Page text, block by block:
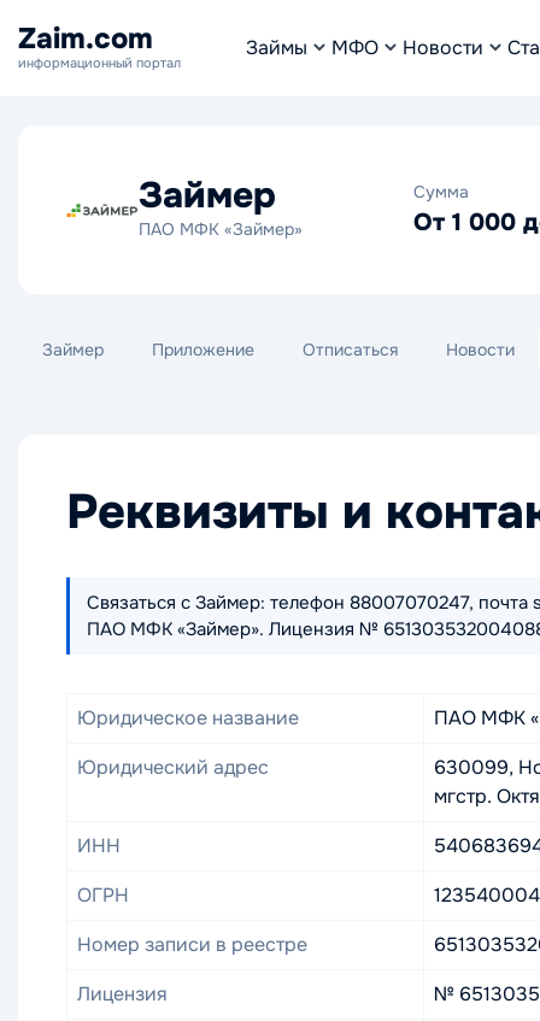
Zaim.com
информационный портал
Займы МФО Новости
Займер
ПАО МФК «Займер»
Сумма
От 1 000
Займер Приложение Отписаться Новости
Реквизиты и
Связаться с Займер: телефон 88007070247,
ПАО МФК «Займер». Лицензия № 651303532004088
Юридическое название
ПАО МФК
Юридический адрес
630099,
мгстр.
ИНН
ОГРН
Номер записи в реестре
Лицензия
№